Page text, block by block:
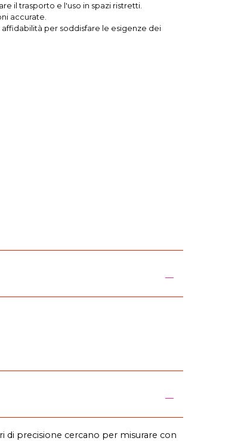
il trasporto e l'uso in spazi ristretti.
accurate.
per soddisfare le esigenze dei
di precisione cercano per misurare con